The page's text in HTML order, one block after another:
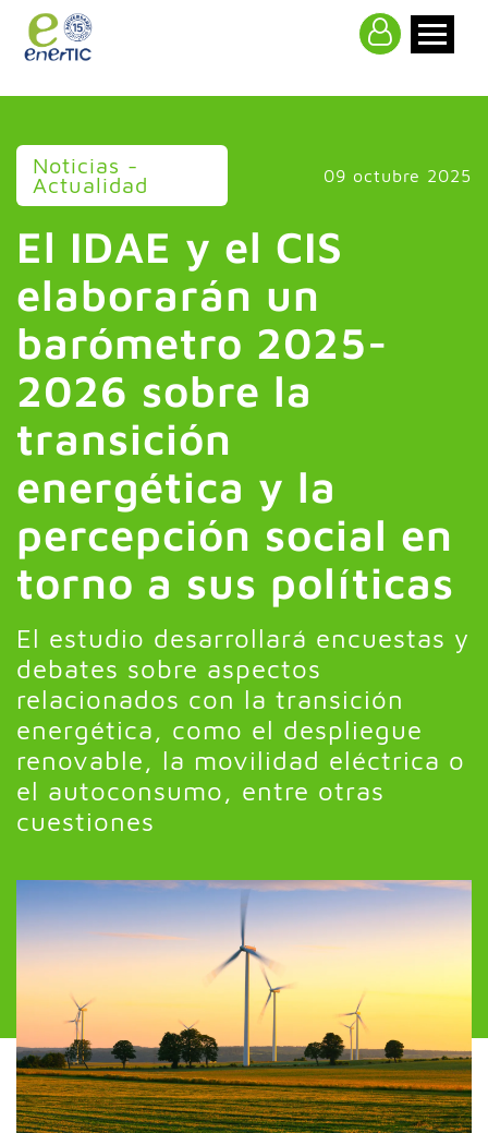
Noticias -
Actualidad 09 octubre 2025
El IDAE y el CIS
elaborarán un
barómetro 2025-
2026 sobre la
transición
energética y la
percepción social en
torno a sus políticas
El estudio desarrollará encuestas y
debates sobre aspectos
relacionados con la transición
energética, como el despliegue
renovable, la movilidad eléctrica o
el autoconsumo, entre otras
cuestiones